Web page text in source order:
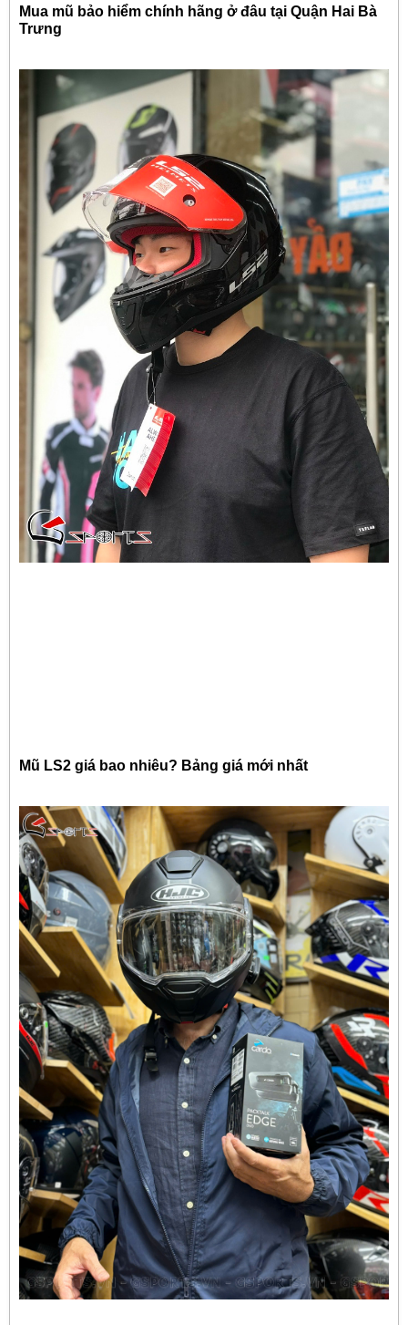
Mua mũ bảo hiểm chính hãng ở đâu tại Quận Hai Bà
Trưng
Mũ LS2 giá bao nhiêu? Bảng giá mới nhất